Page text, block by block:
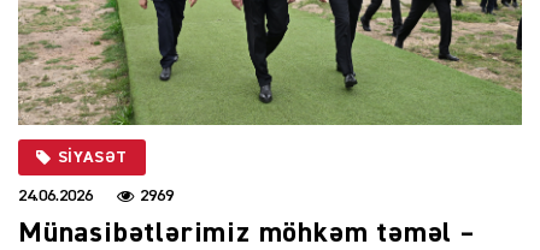
SIYASƏT
24.06.2026 2969
Münasibətlərimiz möhkəm təməl –